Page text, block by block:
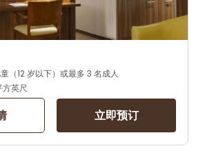
（12 岁以下）或最多 3 名成人
英尺
立即预订